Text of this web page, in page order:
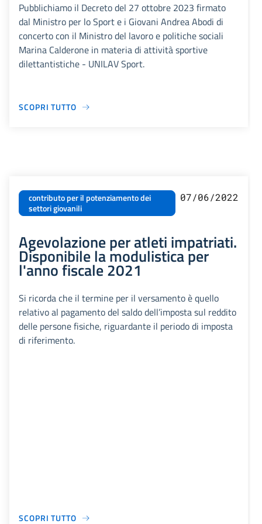
Pubblichiamo il Decreto del 27 ottobre 2023 firmato
dal Ministro per lo Sport e i Giovani Andrea Abodi di
concerto con il Ministro del lavoro e politiche sociali
Marina Calderone in materia di attività sportive
dilettantistiche - UNILAV Sport.
SCOPRI TUTTO
contributo per il potenziamento dei
settori giovanili
07/06/2022
Agevolazione per atleti impatriati.
Disponibile la modulistica per
l'anno fiscale 2021
Si ricorda che il termine per il versamento è quello
relativo al pagamento del saldo dell’imposta sul reddito
delle persone fisiche, riguardante il periodo di imposta
di riferimento.
SCOPRI TUTTO